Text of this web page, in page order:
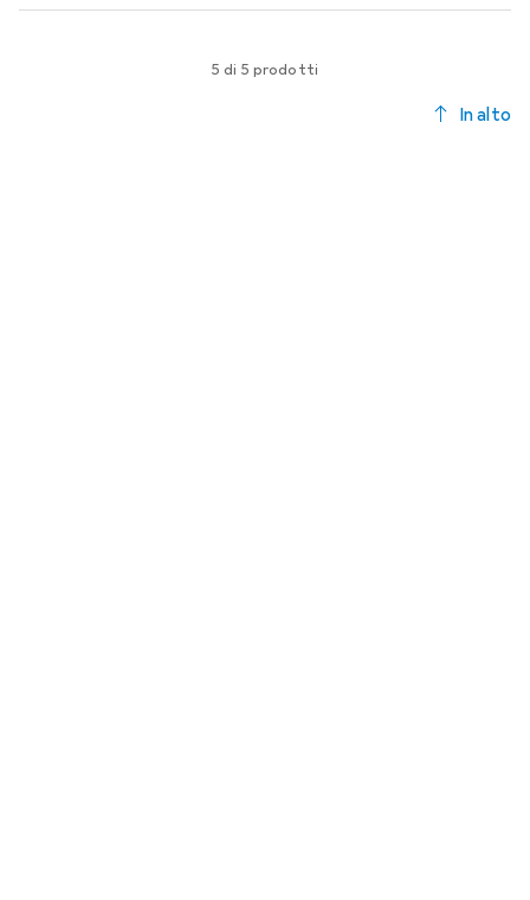
5 di 5 prodotti
In alto